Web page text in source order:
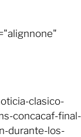
clasico-
concacaf-final-
durante-los-